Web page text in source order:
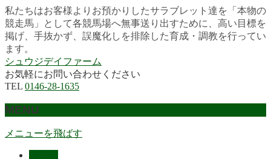
私たちはお客様よりお預かりしたサラブレット達を「本物の
競走馬」として各競馬場へ無事送り出すために、高い目標を
掲げ、手抜かず、誤魔化しを排除した育成・調教を行ってい
ます。
シュウジデイファーム
お気軽にお問い合わせください
TEL 0146-28-1635
MENU
メニューを飛ばす